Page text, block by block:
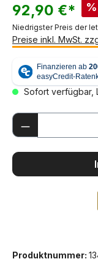
92,90 €* %
Niedrigster Preis der
Preise inkl. MwSt.
Sofort verfügbar,
Produkt
Produktnummer: